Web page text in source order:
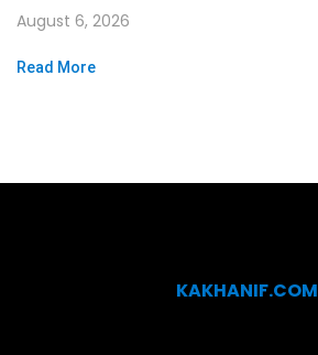
August 6, 2026
Read More
KAKHANIF.COM